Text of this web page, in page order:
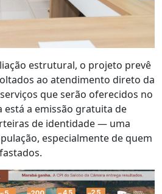
estrutural, o projeto prevê
ao atendimento direto da
que serão oferecidos no
está a emissão gratuita de
de identidade — uma
especialmente de quem